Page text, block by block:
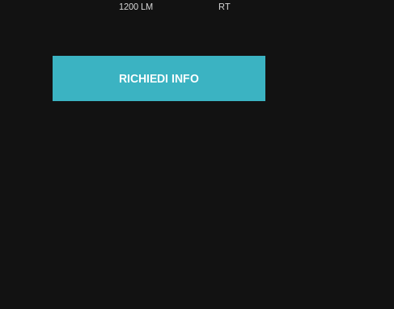
1200 LM RT
RICHIEDI INFO